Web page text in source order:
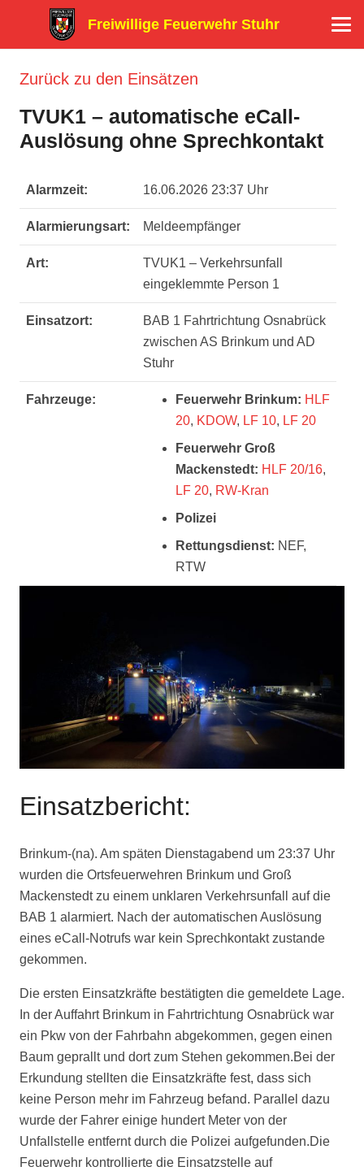
Freiwillige Feuerwehr Stuhr
Zurück zu den Einsätzen
TVUK1 – automatische eCall-
Auslösung ohne Sprechkontakt
Alarmzeit: 16.06.2026 23:37 Uhr
Alarmierungsart: Meldeempfänger
Art:
TVUK1 – Verkehrsunfall
eingeklemmte Person 1
Einsatzort:
BAB 1 Fahrtrichtung Osnabrück
zwischen AS Brinkum und AD
Stuhr
Fahrzeuge: Feuerwehr Brinkum: HLF
20, KDOW, LF 10, LF 20
Feuerwehr Groß
Mackenstedt: HLF 20/16,
LF 20, RW-Kran
Polizei
Rettungsdienst: NEF,
RTW
Einsatzbericht:
Brinkum-(na). Am späten Dienstagabend um 23:37 Uhr
wurden die Ortsfeuerwehren Brinkum und Groß
Mackenstedt zu einem unklaren Verkehrsunfall auf die
BAB 1 alarmiert. Nach der automatischen Auslösung
eines eCall-Notrufs war kein Sprechkontakt zustande
gekommen.
Die ersten Einsatzkräfte bestätigten die gemeldete Lage.
In der Auffahrt Brinkum in Fahrtrichtung Osnabrück war
ein Pkw von der Fahrbahn abgekommen, gegen einen
Baum geprallt und dort zum Stehen gekommen.Bei der
Erkundung stellten die Einsatzkräfte fest, dass sich
keine Person mehr im Fahrzeug befand. Parallel dazu
wurde der Fahrer einige hundert Meter von der
Unfallstelle entfernt durch die Polizei aufgefunden.Die
Feuerwehr kontrollierte die Einsatzstelle auf